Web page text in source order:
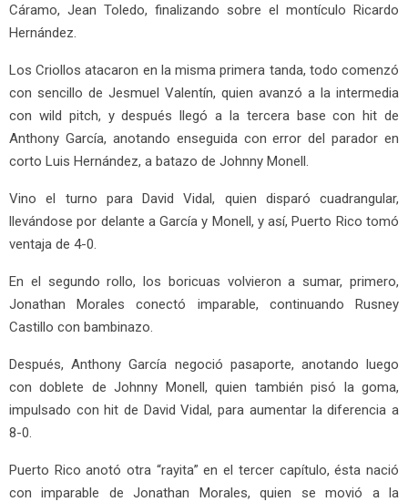
Cáramo, Jean Toledo, finalizando sobre el montículo Ricardo
Hernández.
Los Criollos atacaron en la misma primera tanda, todo comenzó
con sencillo de Jesmuel Valentín, quien avanzó a la intermedia
con wild pitch, y después llegó a la tercera base con hit de
Anthony García, anotando enseguida con error del parador en
corto Luis Hernández, a batazo de Johnny Monell.
Vino el turno para David Vidal, quien disparó cuadrangular,
llevándose por delante a García y Monell, y así, Puerto Rico tomó
ventaja de 4-0.
En el segundo rollo, los boricuas volvieron a sumar, primero,
Jonathan Morales conectó imparable, continuando Rusney
Castillo con bambinazo.
Después, Anthony García negoció pasaporte, anotando luego
con doblete de Johnny Monell, quien también pisó la goma,
impulsado con hit de David Vidal, para aumentar la diferencia a
8-0.
Puerto Rico anotó otra “rayita” en el tercer capítulo, ésta nació
con imparable de Jonathan Morales, quien se movió a la